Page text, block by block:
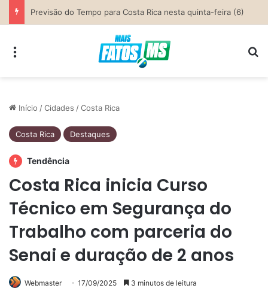
Parceria entre Costa Rica e Alcinópolis entrega ponte de concreto e fortalece infraestrutura na região das lavouras do Engano
Início /Cidades /Costa Rica
Costa Rica Destaques
Tendência
Costa Rica inicia Curso
Técnico em Segurança do
Trabalho com parceria do
Senai e duração de 2 anos
Webmaster 17/09/2025 3 minutos de leitura